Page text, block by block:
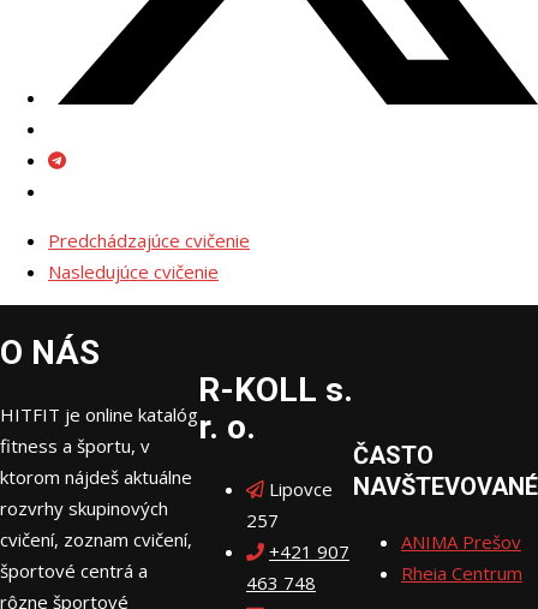
Predchádzajúce cvičenie
Nasledujúce cvičenie
O NÁS
HITFIT je online katalóg
fitness a športu, v
ktorom nájdeš aktuálne
rozvrhy skupinových
cvičení, zoznam cvičení,
športové centrá a
rôzne športové
R-KOLL s.
r. o.
Lipovce
257
+421 907
463 748
ČASTO
NAVŠTEVOVANÉ
ANIMA Prešov
Rheia Centrum